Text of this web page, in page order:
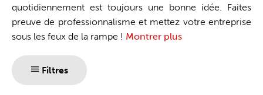
quotidiennement est toujours une bonne idée. Faites
preuve de professionnalisme et mettez votre entreprise
sous les feux de la rampe ! Montrer plus
Filtres